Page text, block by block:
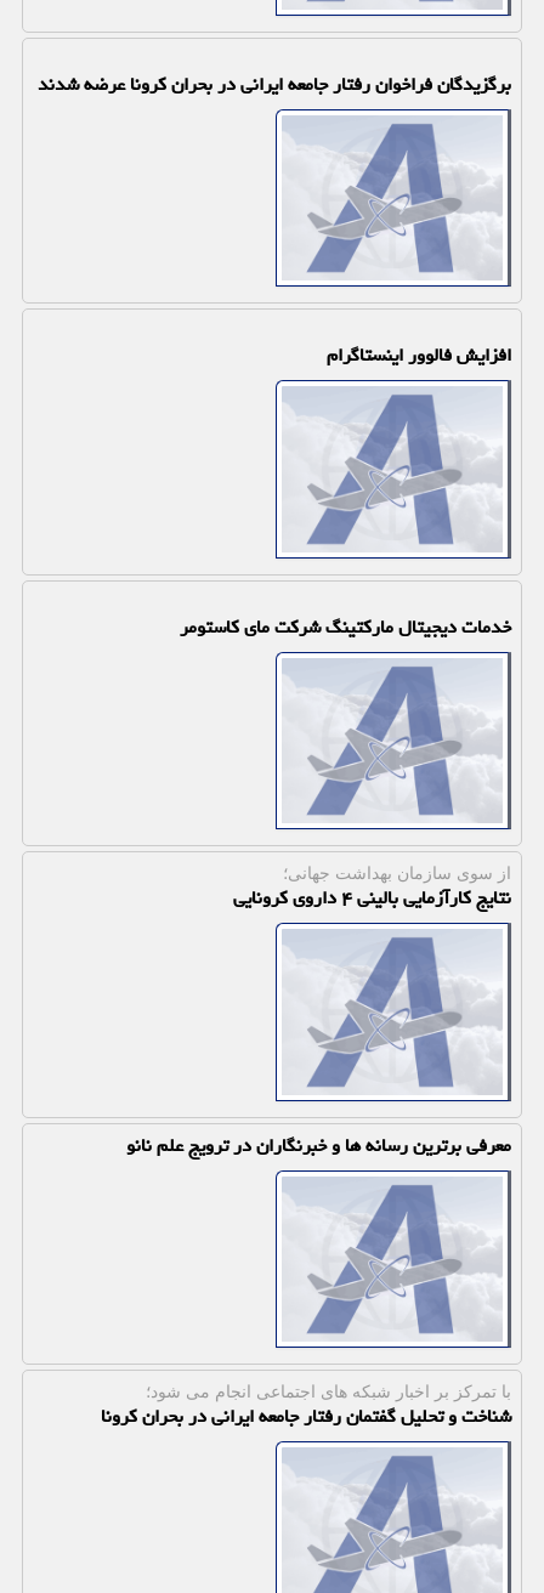
برگزیدگان فراخوان رفتار جامعه ایرانی در بحران كرونا عرضه شدند
افزایش فالوور اینستاگرام
خدمات دیجیتال ماركتینگ شركت مای كاستومر
از سوی سازمان بهداشت جهانی؛
نتایج كارآزمایی بالینی ۴ داروی كرونایی
معرفی برترین رسانه ها و خبرنگاران در ترویج علم نانو
با تمركز بر اخبار شبكه های اجتماعی انجام می شود؛
شناخت و تحلیل گفتمان رفتار جامعه ایرانی در بحران كرونا